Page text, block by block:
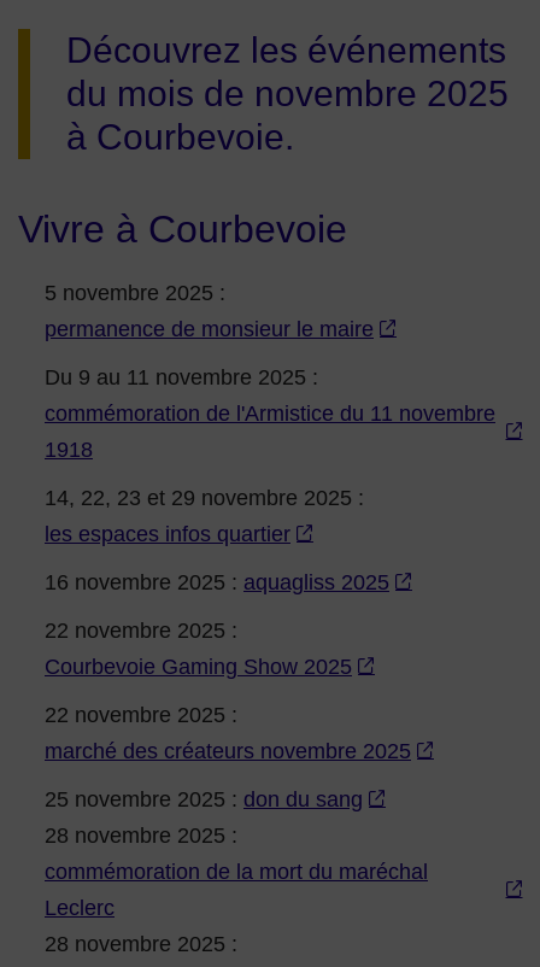
Découvrez les événements
du mois de novembre 2025
à Courbevoie.
Vivre à Courbevoie
5 novembre 2025 :
permanence de monsieur le maire
Du 9 au 11 novembre 2025 :
commémoration de l'Armistice du 11 novembre
1918
14, 22, 23 et 29 novembre 2025 :
les espaces infos quartier
16 novembre 2025 : aquagliss 2025
22 novembre 2025 :
Courbevoie Gaming Show 2025
22 novembre 2025 :
marché des créateurs novembre 2025
25 novembre 2025 : don du sang
28 novembre 2025 :
commémoration de la mort du maréchal
Leclerc
28 novembre 2025 :